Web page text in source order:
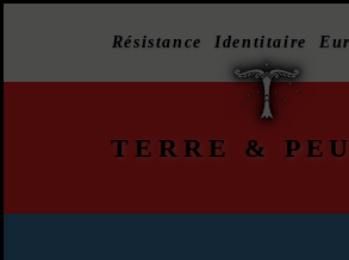
Résistance Identitaire
TERRE &